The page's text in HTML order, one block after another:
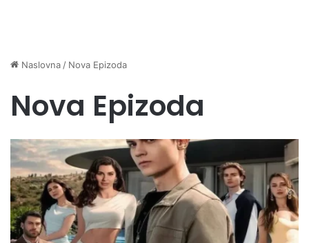
Naslovna / Nova Epizoda
Nova Epizoda